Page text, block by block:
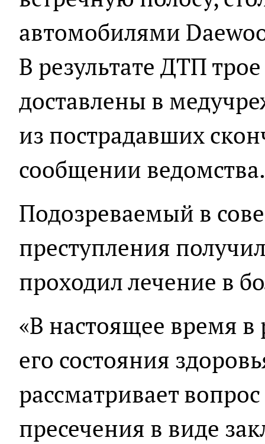
автомобилями
В результате ДТП
доставлены в
из пострадавших
сообщении ведомства.
Подозреваемый в
преступления
проходил лечение в
«В настоящее время в
его состояния
рассматривает
пресечения в виде